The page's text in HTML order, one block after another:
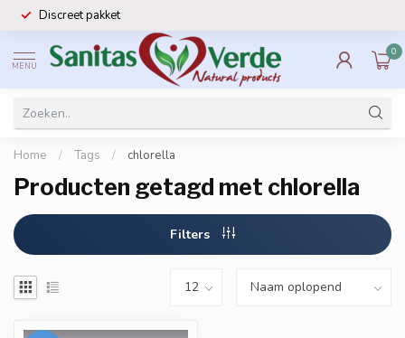
Discreet pakket
MENU
0
Home / Tags / chlorella
Producten getagd met chlorella
Filters